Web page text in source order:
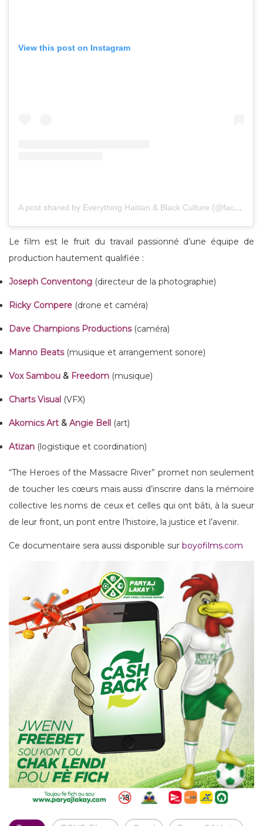
View this post on Instagram
A post shared by Everything Haitian & Black Culture (@facesofhaiti)
Le film est le fruit du travail passionné d’une équipe de
production hautement qualifiée :
Joseph Conventong (directeur de la photographie)
Ricky Compere (drone et caméra)
Dave Champions Productions(caméra)
Manno Beats(musique et arrangement sonore)
Vox Sambou & Freedom (musique)
Charts Visual (VFX)
Akomics Art & Angie Bell (art)
Atizan (logistique et coordination)
“The Heroes of the Massacre River” promet non seulement
de toucher les cœurs mais aussi d’inscrire dans la mémoire
collective les noms de ceux et celles qui ont bâti, à la sueur
de leur front, un pont entre l’histoire, la justice et l’avenir.
Ce documentaire sera aussi disponible sur boyofilms.com